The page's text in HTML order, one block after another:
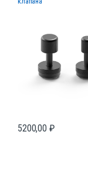
5200,00 ₽